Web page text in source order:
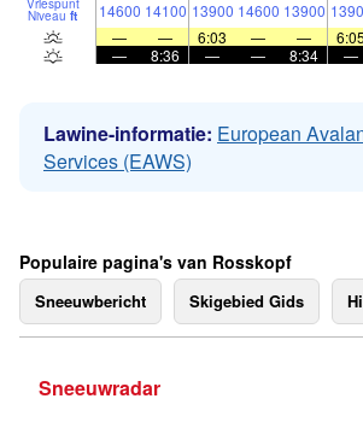
Vriespunt
Niveau ft 14600 14100 13900 14600 13900
—
— 6:03 — — 6:05
—
8:36 — — 8:34 —
Lawine-informatie: European
Services (EAWS)
Populaire pagina's van Rosskopf
Sneeuwbericht Skigebied Gids
Sneeuwradar